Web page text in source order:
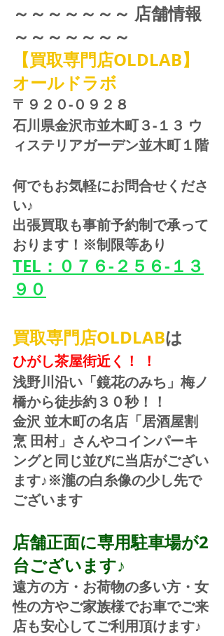
～～～～～～～ 店舗情報
～～～～～～～
【買取専門店OLDLAB】
オールドラボ
〒９２０-０９２８
石川県金沢市並木町３-１３ ウ
ィステリアガーデン並木町１階
何でもお気軽にお問合せくださ
い♪
出張買取も事前予約制で承って
おります！※制限等あり
TEL：０７６-２５６-１３
９０
買取専門店OLDLABは
ひがし茶屋街近く！ ！
浅野川沿い「鏡花のみち」梅ノ
橋から徒歩約３０秒！！
金沢 並木町の名店「居酒屋割
烹 田村」さんやコインパーキ
ングと同じ並びに当店がござい
ます♪※瀧の白糸像の少し先で
ございます
店舗正面に専用駐車場が2
台ございます♪
遠方の方・お荷物の多い方・女
性の方やご家族様でお車でご来
店も安心してご利用頂けます♪